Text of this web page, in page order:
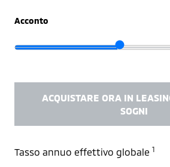
Acconto
ACQUISTARE ORA IN
SOGNI
Tasso annuo effettivo globale 1